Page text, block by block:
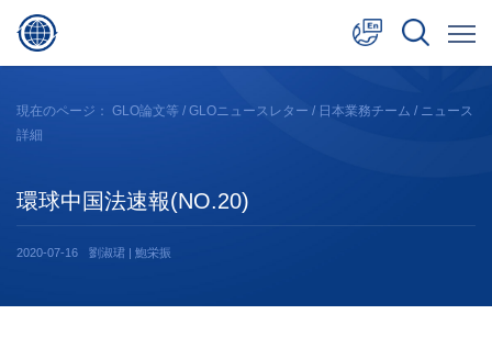
現在のページ： GLO論文等 / GLOニュースレター / 日本業務チーム / ニュース
詳細
環球中国法速報(NO.20)
2020-07-16 劉淑珺 | 鮑栄振